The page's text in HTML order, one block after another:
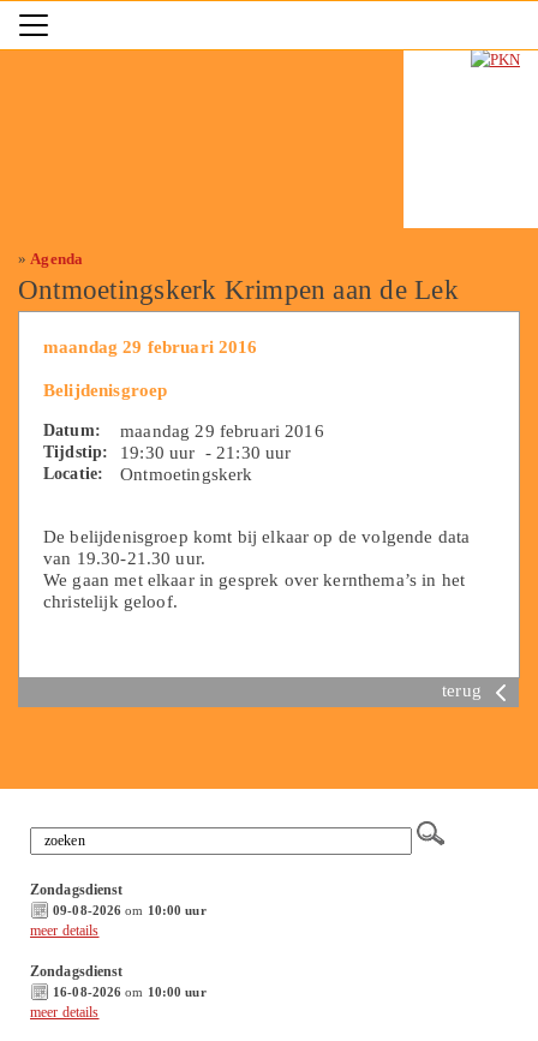
»Agenda
Ontmoetingskerk Krimpen aan de Lek
maandag 29 februari 2016
Belijdenisgroep
Datum: maandag 29 februari 2016
Tijdstip: 19:30 uur - 21:30 uur
Locatie: Ontmoetingskerk
De belijdenisgroep komt bij elkaar op de volgende data
van 19.30-21.30 uur.
We gaan met elkaar in gesprek over kernthema’s in het
christelijk geloof.
terug
Zondagsdienst
09-08-2026 om 10:00 uur
meer details
Zondagsdienst
16-08-2026 om 10:00 uur
meer details